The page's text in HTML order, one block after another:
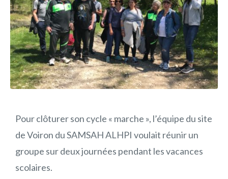
Pour clôturer son cycle « marche », l’équipe du site
de Voiron du SAMSAH ALHPI voulait réunir un
groupe sur deux journées pendant les vacances
scolaires.